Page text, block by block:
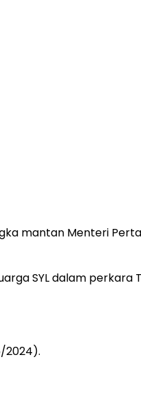
mantan Menteri
SYL dalam perkara
2024).